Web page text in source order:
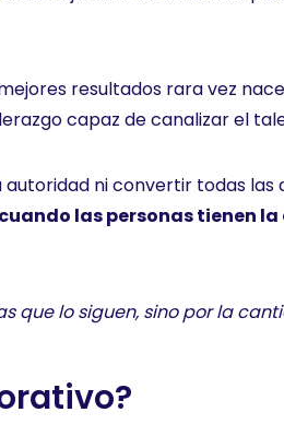
resultados rara vez
capaz de canalizar el
ni convertir todas
las personas tienen
que lo siguen, sino por la